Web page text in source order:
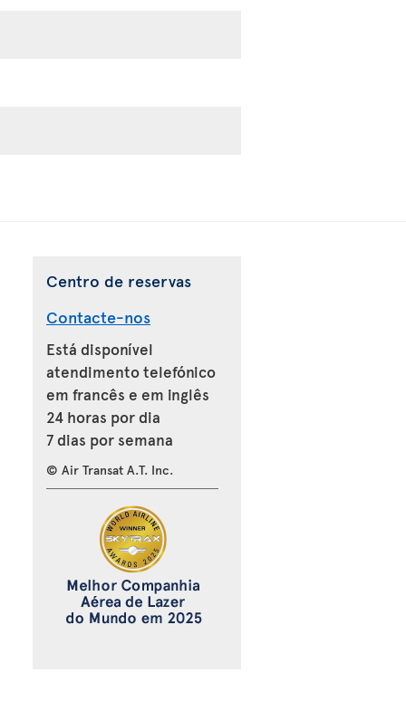
Centro de reservas
Contacte-nos
Está disponível
atendimento telefónico
em francês e em inglês
24 horas por dia
7 dias por semana
© Air Transat A.T. Inc.